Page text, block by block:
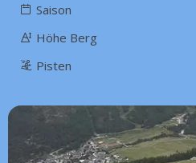
Saison
Höhe Berg
Pisten